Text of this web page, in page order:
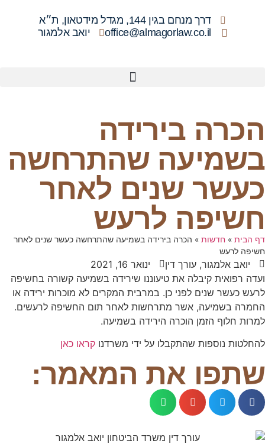
144, מגדל מידטאון, ת״א
יואב אלמגור
שהתרחשה
שנים לאחר
לרעש
הכרה בירידה בשמיעה שהתרחשה כעשר שנים לאחר
דין
ינואר 16, 2021
את טיעוננו שירידה בשמיעה קשורה בחשיפה
כן. במרבית המקרים לא מוכרות ירידה או
מתרחשות לאחר תום החשיפה לרעשים.
הירידה בשמיעה.
על ידי משרדנוקראו כאן
את המאמר: